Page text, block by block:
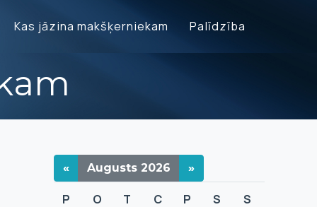
Kas jāzina makšķerniekam Palīdzība
« Augusts 2026 »
P O T C P S S